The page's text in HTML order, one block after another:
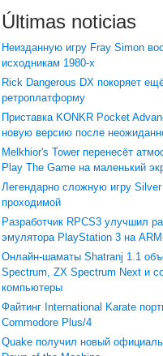
Últimas noticias
Неизданную игру Fray Simon
исходникам 1980-х
Rick Dangerous DX покоряет
ретроплатформу
Приставка KONKR Pocket
новую версию после
Melkhior's Tower перенесёт
Play The Game на маленький
Легендарно сложную игру
проходимой
Разработчик RPCS3 улучшил
эмулятора PlayStation 3 на
Онлайн-шаматы Shatranj 1.1
Spectrum, ZX Spectrum Next и
компьютеры
Файтинг International Karate
Commodore Plus/4
Quake получил новый